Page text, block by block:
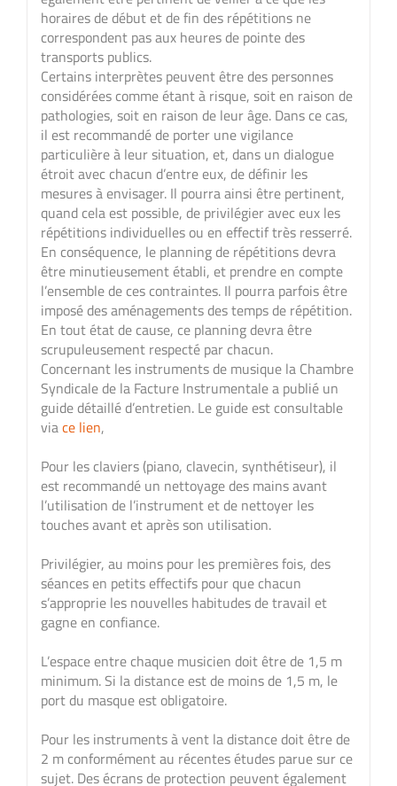
horaires de début et de fin des répétitions ne
correspondent pas aux heures de pointe des
transports publics.
Certains interprètes peuvent être des personnes
considérées comme étant à risque, soit en raison de
pathologies, soit en raison de leur âge. Dans ce cas,
il est recommandé de porter une vigilance
particulière à leur situation, et, dans un dialogue
étroit avec chacun d’entre eux, de définir les
mesures à envisager. Il pourra ainsi être pertinent,
quand cela est possible, de privilégier avec eux les
répétitions individuelles ou en effectif très resserré.
En conséquence, le planning de répétitions devra
être minutieusement établi, et prendre en compte
l’ensemble de ces contraintes. Il pourra parfois être
imposé des aménagements des temps de répétition.
En tout état de cause, ce planning devra être
scrupuleusement respecté par chacun.
Concernant les instruments de musique la Chambre
Syndicale de la Facture Instrumentale a publié un
guide détaillé d’entretien. Le guide est consultable
viace lien,
Pour les claviers (piano, clavecin, synthétiseur), il
est recommandé un nettoyage des mains avant
l’utilisation de l’instrument et de nettoyer les
touches avant et après son utilisation.
Privilégier, au moins pour les premières fois, des
séances en petits effectifs pour que chacun
s’approprie les nouvelles habitudes de travail et
gagne en confiance.
L’espace entre chaque musicien doit être de 1,5 m
minimum. Si la distance est de moins de 1,5 m, le
port du masque est obligatoire.
Pour les instruments à vent la distance doit être de
2 m conformément au récentes études parue sur ce
sujet. Des écrans de protection peuvent également